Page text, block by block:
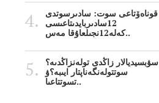
قوناەۆتاعى سوت: سادىرسوتدى
12سادىربايدىتاعىسى
كەلە12نجىلعاۇقا مەس..
سۋبسيديالار زاڭدى تولەنزاڭدىە؟
سوتتولەنگەناپتار ايىبە؟ۋ
تسوتتاعىا..